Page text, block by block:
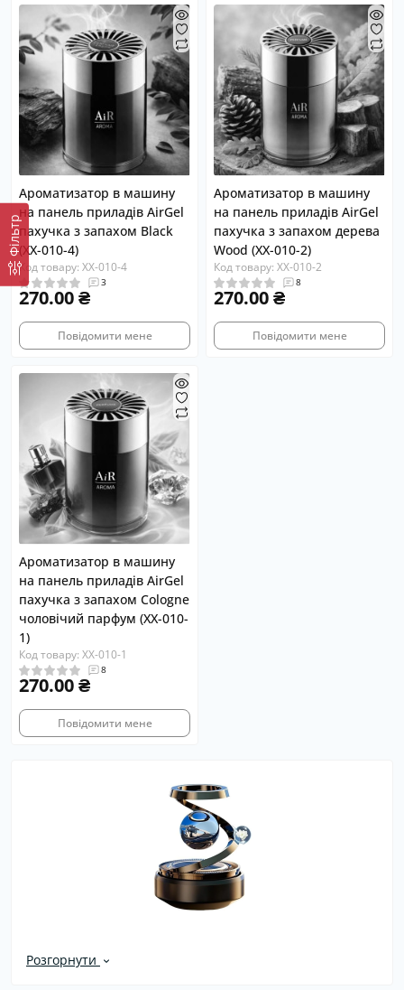
Фiльтр
Ароматизатор в машину
на панель приладів AirGel
пахучка з запахом Black
(XX-010-4)
Код товару: XX-010-4
3
270.00 ₴
Повідомити мене
Ароматизатор в машину
на панель приладів AirGel
пахучка з запахом дерева
Wood (XX-010-2)
Код товару: XX-010-2
8
270.00 ₴
Повідомити мене
Ароматизатор в машину
на панель приладів AirGel
пахучка з запахом Сologne
чоловічий парфум (XX-010-
1)
Код товару: XX-010-1
8
270.00 ₴
Повідомити мене
Розгорнути